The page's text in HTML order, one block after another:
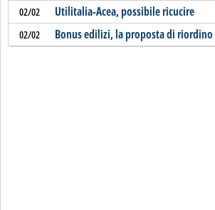
02/02 Utilitalia-Acea, possibile ricucire
02/02 Bonus edilizi, la proposta di riordino